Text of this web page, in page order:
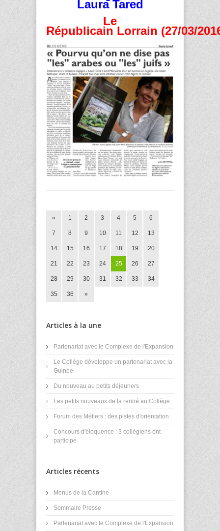
Laura Tared
Le
Républicain Lorrain (27/03/
« 1 2 3 4 5 6
7 8 9 10 11 12 13
14 15 16 17 18 19 20
21 22 23 24 25 26 27
28 29 30 31 32 33 34
35 36 »
Articles à la une
Partenariat avec le Complexe de l'Expansion
Le Collège développe un partenariat avec la
Guinée
Du nouveau au petits déjeuners
Les petits nouveaux de la rentré au Collège
Forum des Métiers : des pistes d'orientation
Concours d'éloquence : 3 collégiens ont
participé
Articles récents
Menus de la Cantine
Sommaire Presse
Partenariat avec le Complexe de l'Expansion